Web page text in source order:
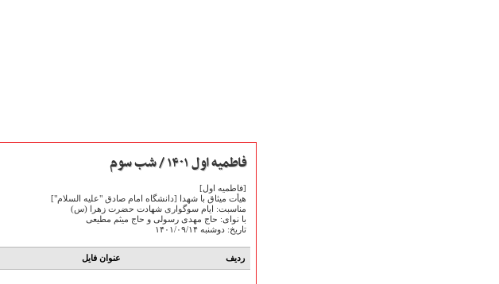
فاطمیه اول ۱۴۰۱ / شب سوم
[فاطمیه اول]
هیأت میثاق با شهدا [دانشگاه امام صادق "علیه السلام"]
مناسبت: ایام سوگواری شهادت حضرت زهرا (س)
با نوای: حاج مهدی رسولی و حاج میثم مطیعی
تاریخ: دوشنبه ۱۴۰۱/۰۹/۱۴
ردیف عنوان فایل